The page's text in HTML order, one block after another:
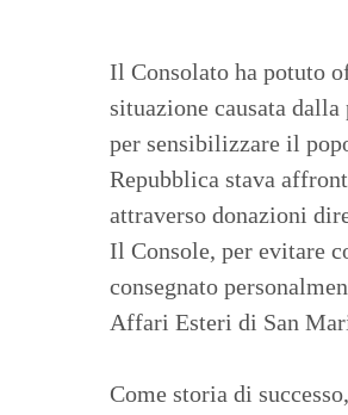
Il Consolato ha potuto
situazione causata
per sensibilizzare il
Repubblica stava
attraverso donazioni
Il Console, per evitare
consegnato
Affari Esteri di San
Come storia di